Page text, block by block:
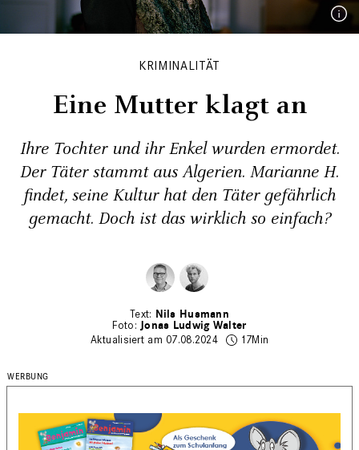
KRIMINALITÄT
Eine Mutter klagt an
Ihre Tochter und ihr Enkel ­wurden ermordet.
Der Täter stammt aus Algerien. Marianne H.
findet, seine Kultur hat den Täter gefährlich
gemacht. Doch ist das wirklich so einfach?
Nils Husmann
Jonas Ludwig Walter
Aktualisiert am 07.08.2024
17Min